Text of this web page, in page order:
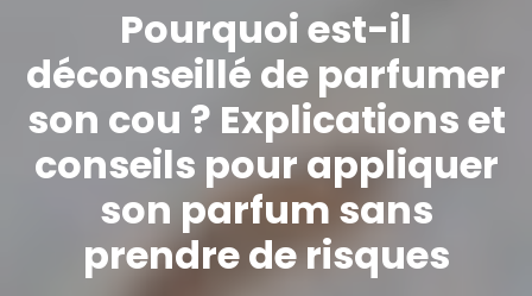
Pourquoi est-il
déconseillé de parfumer
son cou ? Explications et
conseils pour appliquer
son parfum sans
prendre de risques